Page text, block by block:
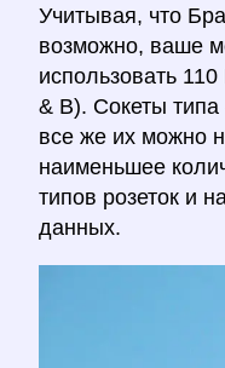
Учитывая, что
возможно, ваше
использовать
& B). Сокеты
все же их можно
наименьшее
типов розеток и
данных.